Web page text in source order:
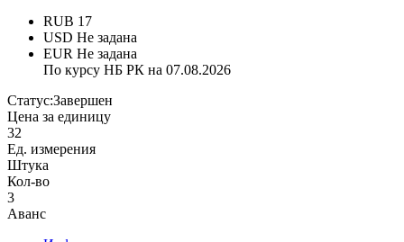
RUB 17
USD Не задана
EUR Не задана
По курсу НБ РК на 07.08.2026
Статус:Завершен
Цена за единицу
32
Ед. измерения
Штука
Кол-во
3
Аванс